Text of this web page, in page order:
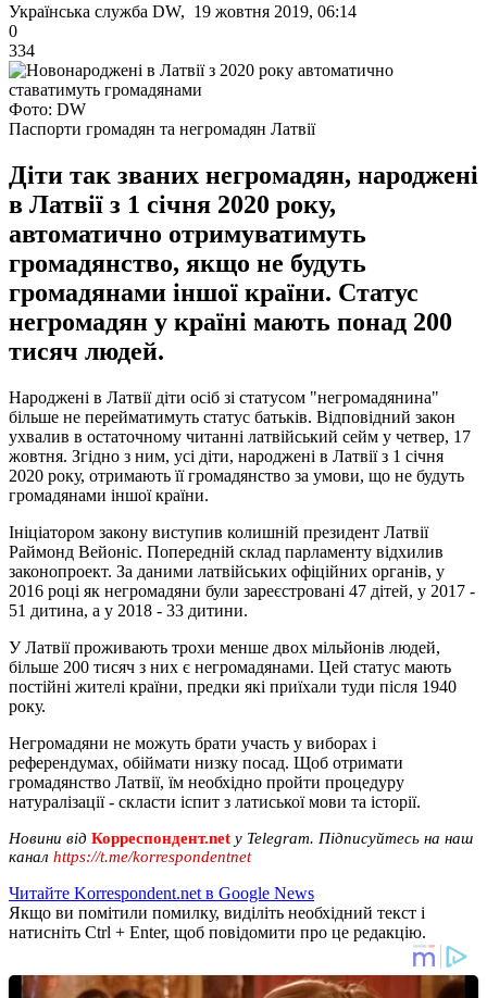
Українська служба DW, 19 жовтня 2019, 06:14
0
334
Фото: DW
Паспорти громадян та негромадян Латвії
Діти так званих негромадян, народжені
в Латвії з 1 січня 2020 року,
автоматично отримуватимуть
громадянство, якщо не будуть
громадянами іншої країни. Статус
негромадян у країні мають понад 200
тисяч людей.
Народжені в Латвії діти осіб зі статусом "негромадянина"
більше не перейматимуть статус батьків. Відповідний закон
ухвалив в остаточному читанні латвійський сейм у четвер, 17
жовтня. Згідно з ним, усі діти, народжені в Латвії з 1 січня
2020 року, отримають її громадянство за умови, що не будуть
громадянами іншої країни.
Ініціатором закону виступив колишній президент Латвії
Раймонд Вейоніс. Попередній склад парламенту відхилив
законопроект. За даними латвійських офіційних органів, у
2016 році як негромадяни були зареєстровані 47 дітей, у 2017 -
51 дитина, а у 2018 - 33 дитини.
У Латвії проживають трохи менше двох мільйонів людей,
більше 200 тисяч з них є негромадянами. Цей статус мають
постійні жителі країни, предки які приїхали туди після 1940
року.
Негромадяни не можуть брати участь у виборах і
референдумах, обіймати низку посад. Щоб отримати
громадянство Латвії, їм необхідно пройти процедуру
натуралізації - скласти іспит з латиської мови та історії.
Новини від Корреспондент.net у Telegram. Підписуйтесь на наш
канал https://t.me/korrespondentnet
Читайте Korrespondent.net в Google News
Якщо ви помітили помилку, виділіть необхідний текст і
натисніть Ctrl + Enter, щоб повідомити про це редакцію.